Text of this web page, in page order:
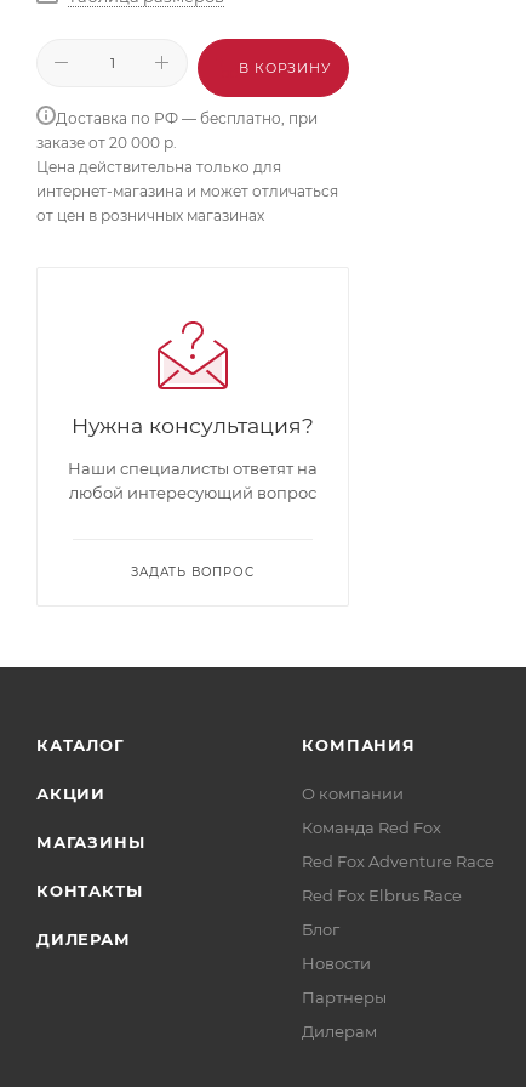
В КОРЗИНУ
Доставка по РФ — бесплатно, при
заказе от 20 000 р.
Цена действительна только для
интернет-магазина и может отличаться
от цен в розничных магазинах
Нужна консультация?
Наши специалисты ответят на
любой интересующий вопрос
ЗАДАТЬ ВОПРОС
КАТАЛОГ
АКЦИИ
МАГАЗИНЫ
КОНТАКТЫ
ДИЛЕРАМ
КОМПАНИЯ
О компании
Команда Red Fox
Red Fox Adventure Race
Red Fox Elbrus Race
Блог
Новости
Партнеры
Дилерам